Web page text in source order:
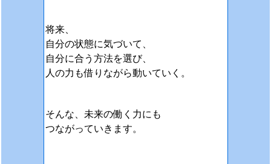
将来、
自分の状態に気づいて、
自分に合う方法を選び、
人の力も借りながら動いていく。
そんな、未来の働く力にも
つながっていきます。